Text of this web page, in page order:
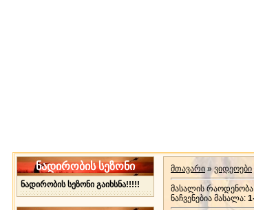
ნადირობის სეზონი
ნადირობის სეზონი გაიხსნა!!!!!
მთავარი » ვიდეოები
მასალის
ნაჩვენებია მასალა: